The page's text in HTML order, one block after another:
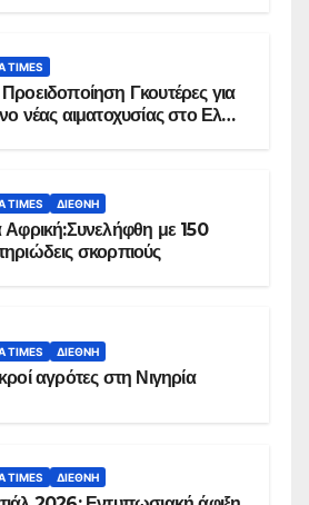
TIMES
Γκουτέρες για
νέας αιματοχυσίας στο Ελ
TIMES ΔΙΕΘΝΉ
Αφρική:Συνελήφθη με 150
σκορπιούς
TIMES ΔΙΕΘΝΉ
αγρότες στη Νιγηρία
TIMES ΔΙΕΘΝΉ